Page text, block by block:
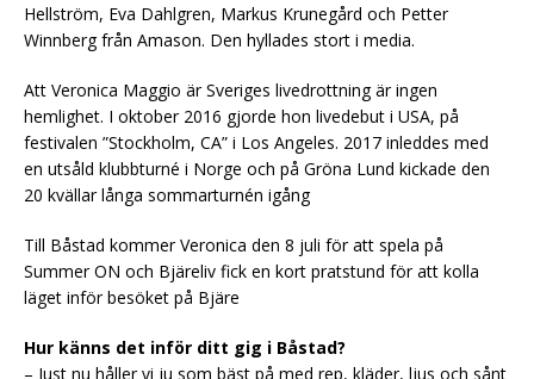
Hellström, Eva Dahlgren, Markus Krunegård och Petter
Winnberg från Amason. Den hyllades stort i media.
Att Veronica Maggio är Sveriges livedrottning är ingen
hemlighet. I oktober 2016 gjorde hon livedebut i USA, på
festivalen ”Stockholm, CA” i Los Angeles. 2017 inleddes med
en utsåld klubbturné i Norge och på Gröna Lund kickade den
20 kvällar långa sommarturnén igång
Till Båstad kommer Veronica den 8 juli för att spela på
Summer ON och Bjäreliv fick en kort pratstund för att kolla
läget inför besöket på Bjäre
Hur känns det inför ditt gig i Båstad?
– Just nu håller vi ju som bäst på med rep, kläder, ljus och sånt